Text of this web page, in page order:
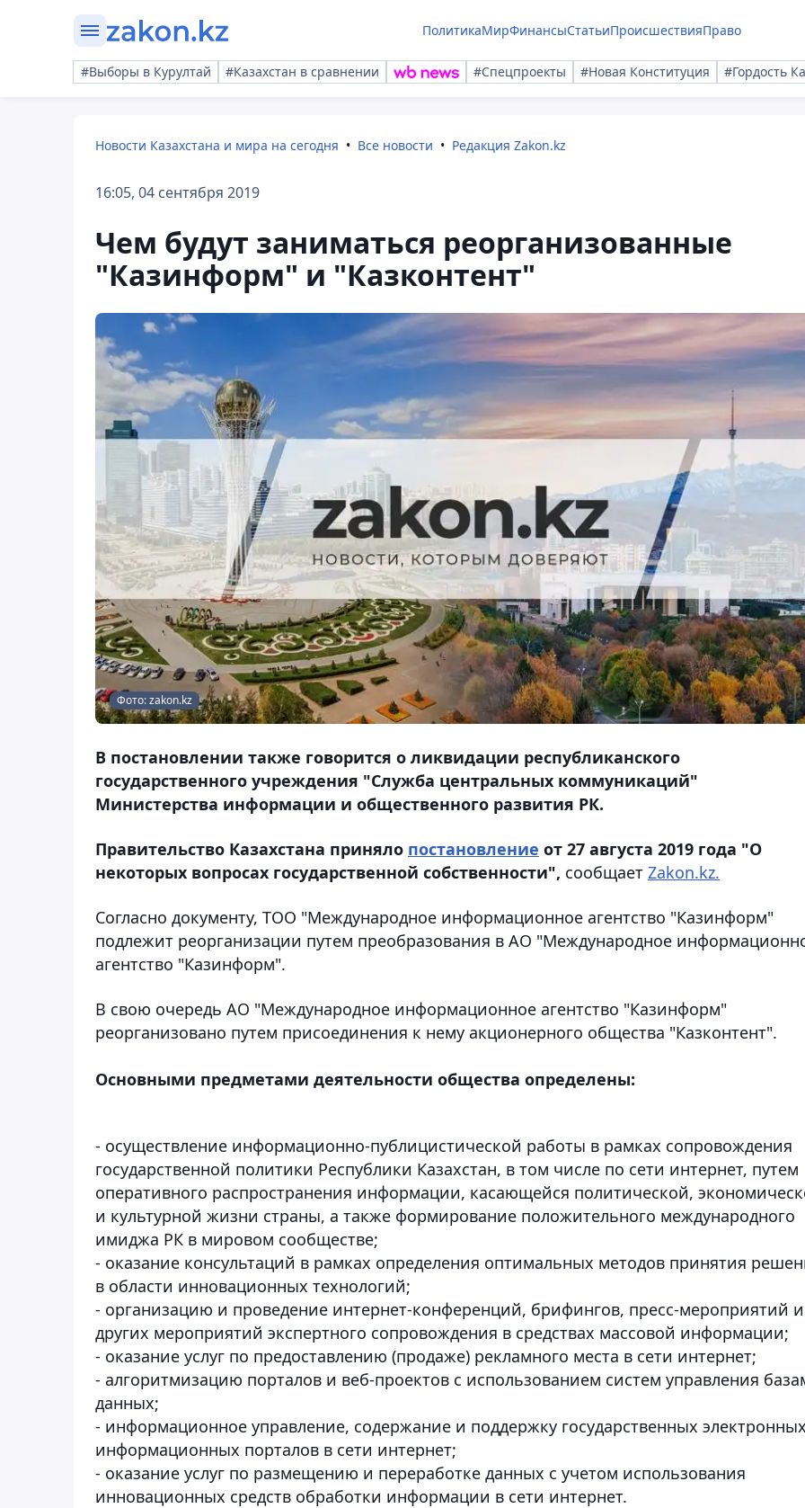
ПолитикаМирФинансыСтатьиПроисшествияПраво
#Выборы в Курултай #Казахстан в сравнении #Спецпроекты #Новая Конституция #Гордость
Новости Казахстана и мира на сегодня Все новости Редакция Zakon.kz
16:05, 04 сентября 2019
Чем будут заниматься реорганизованные
"Казинформ" и "Казконтент"
Фото: zakon.kz
В постановлении также говорится о ликвидации республиканского
государственного учреждения "Служба центральных коммуникаций"
Министерства информации и общественного развития РК.
Правительство Казахстана приняло постановление от 27 августа 2019 года "О
некоторых вопросах государственной собственности", сообщает Zakon.kz.
Согласно документу, ТОО "Международное информационное агентство "Казинформ"
подлежит реорганизации путем преобразования в АО "Международное
агентство "Казинформ".
В свою очередь АО "Международное информационное агентство "Казинформ"
реорганизовано путем присоединения к нему акционерного общества "Казконтент".
Основными предметами деятельности общества определены:
- осуществление информационно-публицистической работы в рамках сопровождения
государственной политики Республики Казахстан, в том числе по сети интернет, путем
оперативного распространения информации, касающейся политической,
и культурной жизни страны, а также формирование положительного международного
имиджа РК в мировом сообществе;
- оказание консультаций в рамках определения оптимальных методов принятия
в области инновационных технологий;
- организацию и проведение интернет-конференций, брифингов, пресс-мероприятий и
других мероприятий экспертного сопровождения в средствах массовой информации;
- оказание услуг по предоставлению (продаже) рекламного места в сети интернет;
- алгоритмизацию порталов и веб-проектов с использованием систем управления
данных;
- информационное управление, содержание и поддержку государственных электронных
информационных порталов в сети интернет;
- оказание услуг по размещению и переработке данных с учетом использования
инновационных средств обработки информации в сети интернет.